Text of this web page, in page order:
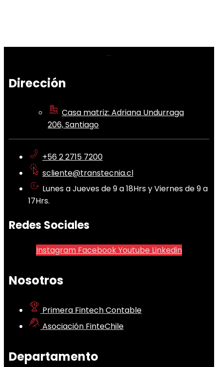
Dirección
Casa matriz: Adriana Undurraga
206, Santiago
+56 2 2715 7200
scliente@transtecnia.cl
Lunes a Jueves de 9 a 18Hrs y Viernes de 9 a
17Hrs.
Redes Sociales
Instagram FacebookYoutube Linkedin
Nosotros
Primera Fintech Contable
Asociación FinteChile
Departamento